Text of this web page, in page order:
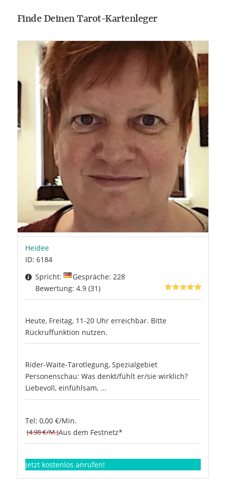
Finde Deinen Tarot-Kartenleger
Heidee
ID: 6184
Spricht:
Gespräche: 228
Bewertung: 4.9 (31)
Heute, Freitag, 11-20 Uhr erreichbar. Bitte
Rückruffunktion nutzen.
Rider-Waite-Tarotlegung, Spezialgebiet
Personenschau: Was denkt/fühlt er/sie wirklich?
Liebevoll, einfühlsam, ...
Tel: 0,00 €/Min.
(4.98 €/M.)Aus dem Festnetz*
Jetzt kostenlos anrufen!